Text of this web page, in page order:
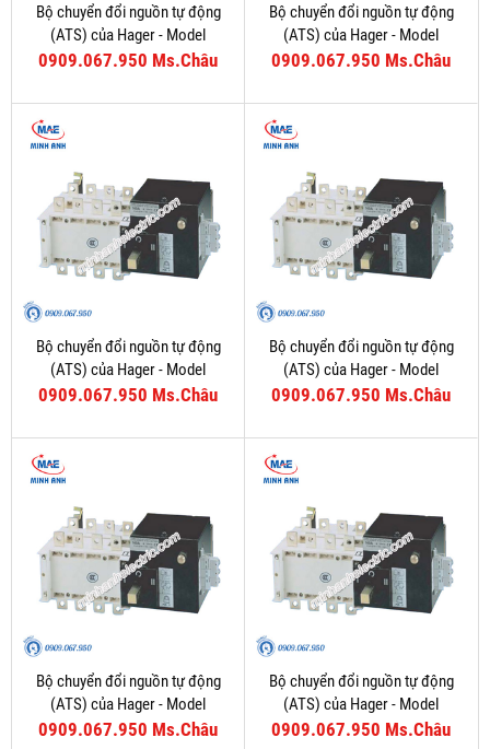
Bộ chuyển đổi nguồn tự động
(ATS) của Hager - Model
HIC412C
0909.067.950 Ms.Châu
Bộ chuyển đổi nguồn tự động
(ATS) của Hager - Model
HIC410C
0909.067.950 Ms.Châu
Bộ chuyển đổi nguồn tự động
(ATS) của Hager - Model
HIC408C
0909.067.950 Ms.Châu
Bộ chuyển đổi nguồn tự động
(ATS) của Hager - Model
HIC406C
0909.067.950 Ms.Châu
Bộ chuyển đổi nguồn tự động
(ATS) của Hager - Model
HZI801P
0909.067.950 Ms.Châu
Bộ chuyển đổi nguồn tự động
(ATS) của Hager - Model
HIB440P
0909.067.950 Ms.Châu